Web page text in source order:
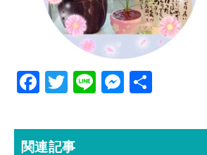
F
eb
o
T
itt
er
Li
M
se
関連記事